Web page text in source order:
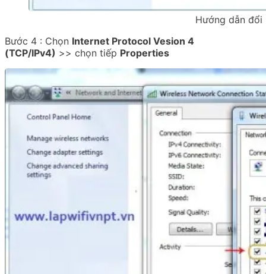
Hướng dẫn đổi
Bước 4 : Chọn Internet Protocol Vesion 4
(TCP/IPv4) >> chọn tiếp Properties